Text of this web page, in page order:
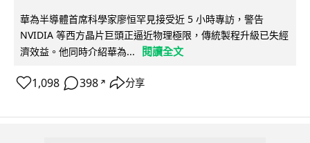
華為半導體首席科學家廖恒罕見接受近 5 小時專訪，警告
NVIDIA 等西方晶片巨頭正逼近物理極限，傳統製程升級已失經
濟效益。他同時介紹華為...
閱讀全文
1,098 398 ↗ 分享